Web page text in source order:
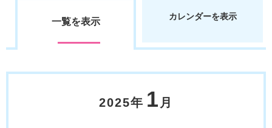
一覧を表示 カレンダーを表示
2025年 1 月